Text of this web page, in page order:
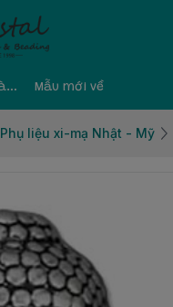
Chia sẻ hướng dẫn và kinh nghiệm Mẫu mới về
Phụ liệu xi-mạ Nhật - Mỹ